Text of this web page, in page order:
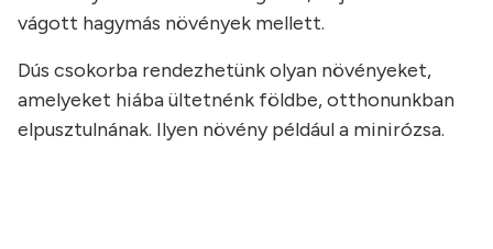
vágott hagymás növények mellett.
Dús csokorba rendezhetünk olyan növényeket,
amelyeket hiába ültetnénk földbe, otthonunkban
elpusztulnának. Ilyen növény például a minirózsa.